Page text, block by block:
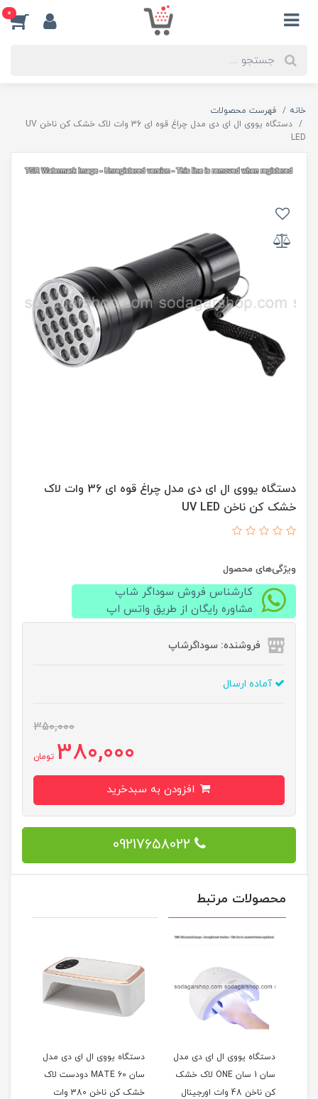
0
خانه
فهرست محصولات
دستگاه یووی ال ای دی مدل چراغ قوه ای 36 وات لاک خشک کن ناخن UV
LED
دستگاه یووی ال ای دی مدل چراغ قوه ای 36 وات لاک
خشک کن ناخن UV LED
ویژگی‌های محصول
کارشناس فروش سوداگر شاپ
مشاوره رایگان از طریق واتس اپ
فروشنده: سوداگرشاپ
آماده ارسال
350,000
380,000 تومان
09217658022
محصولات مرتبط
دستگاه یووی ال ای دی مدل
سان 1 سان ONE لاک خشک
کن ناخن 48 وات اورجینال
دستگاه یووی ال ای دی مدل
سان MATE 60 دودست لاک
خشک کن ناخن 380 وات